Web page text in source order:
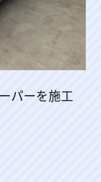
パーを施工